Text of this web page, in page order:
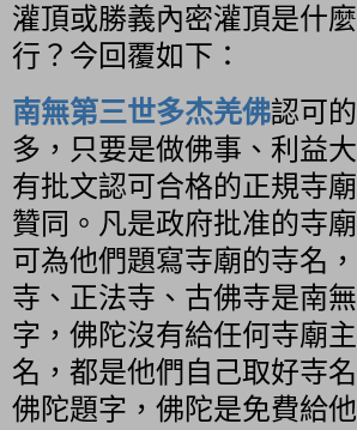
灌頂或勝義內密灌頂是什
行？今回覆如下：
南無第三世多杰羌佛認可
多，只要是做佛事、利益
有批文認可合格的正規寺
贊同。凡是政府批准的寺
可為他們題寫寺廟的寺名
寺、正法寺、古佛寺是南
字，佛陀沒有給任何寺廟
名，都是他們自己取好寺
佛陀題字，佛陀是免費給